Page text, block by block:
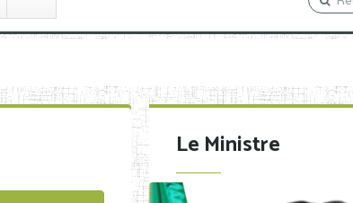
Liste des candidats
Diplômes disponibles
Gestion du Personnel
Demande de subvention
Le Ministre